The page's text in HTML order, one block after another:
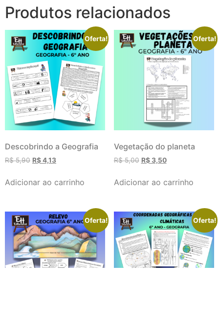
Produtos relacionados
Oferta!
Descobrindo a Geografia
R$5,90 R$4,13
Adicionar ao carrinho
Oferta!
Vegetação do planeta
R$5,00 R$3,50
Adicionar ao carrinho
Oferta! Oferta!